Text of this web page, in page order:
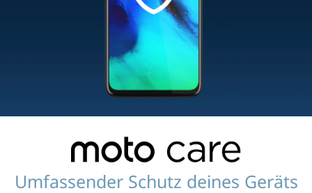
Umfassender Schutz deines Geräts